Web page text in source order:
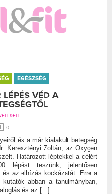
EGÉSZSÉG
LÉPÉS VÉD A
0
és a már kialakult betegség
Keresztényi Zoltán, az Oxygen
Határozott léptekkel a célért
lépést teszünk, jelentősen
és az elhízás kockázatát. Erre a
abban a tanulmányban,
és az […]